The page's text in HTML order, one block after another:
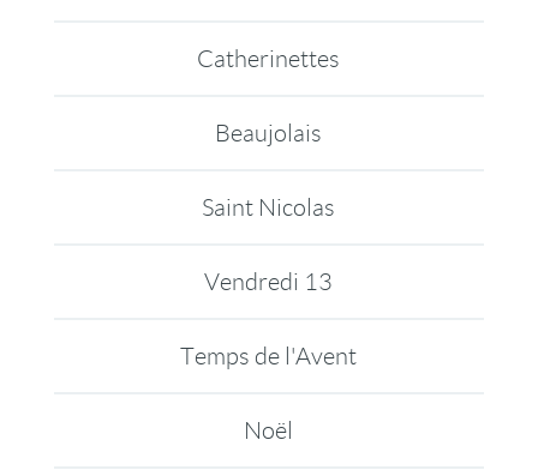
Catherinettes
Beaujolais
Saint Nicolas
Vendredi 13
Temps de l'Avent
Noël